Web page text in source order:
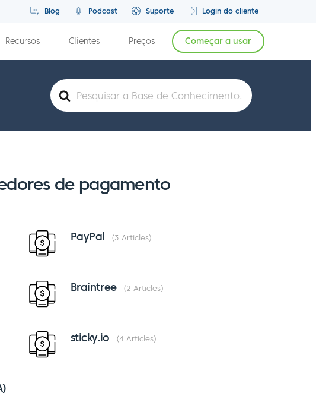
Blog Podcast Suporte Login do cliente
Recursos Clientes Preços Começar a usar
Pesquisar
por
de pagamento
PayPal 3 Articles
Braintree 2 Articles
sticky.io 4 Articles